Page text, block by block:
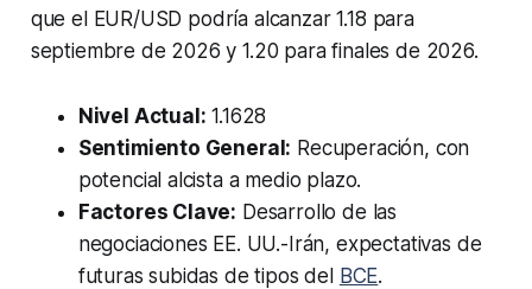
que el EUR/USD podría alcanzar 1.18 para
septiembre de 2026 y 1.20 para finales de 2026.
Nivel Actual: 1.1628
Sentimiento General: Recuperación, con
potencial alcista a medio plazo.
Factores Clave: Desarrollo de las
negociaciones EE. UU.-Irán, expectativas de
futuras subidas de tipos del BCE.